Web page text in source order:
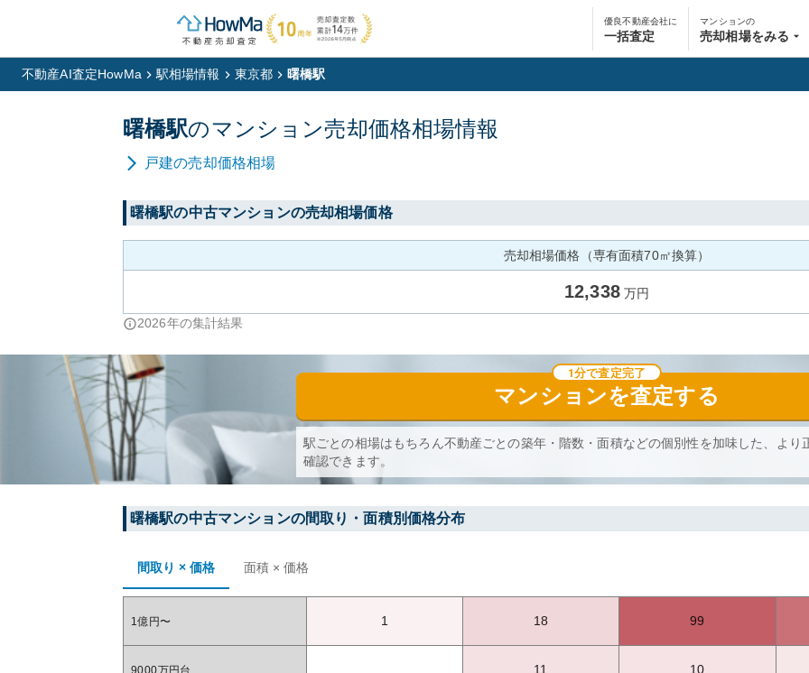
優良不動産会社に
一括査定
マンションの
売却相場をみる
不動産AI査定HowMa 駅相場情報 東京都 曙橋駅
曙橋駅のマンション売却価格相場情報
戸建の売却価格相場
曙橋駅の中古マンションの売却相場価格
売却相場価格（専有面積70㎡換算）
12,338 万円
2026年の集計結果
マンションを査定する
1分で査定完了
駅ごとの相場はもちろん不動産ごとの築年・階数・面積などの個別性を加味した、より
確認できます。
曙橋駅の中古マンションの間取り・面積別価格分布
間取り × 価格 面積 × 価格
1億円〜 1 18 99
9000万円台 11 10